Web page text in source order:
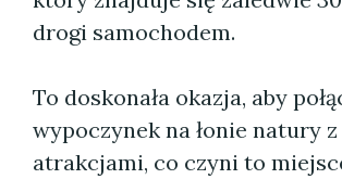
drogi samochodem.
To doskonała okazja, aby
wypoczynek na łonie natury
atrakcjami, co czyni to